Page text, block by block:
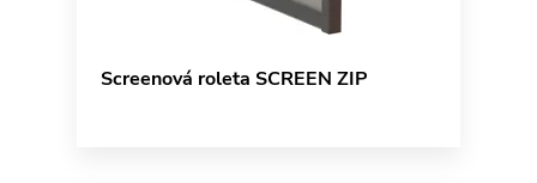
Screenová roleta SCREEN ZIP